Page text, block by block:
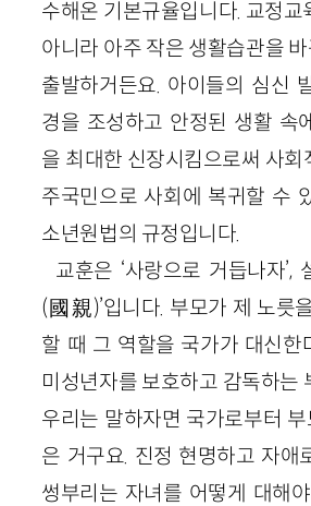
수해온 기본규율입니다. 교정교
아니라 아주 작은 생활습관을
출발하거든요. 아이들의 심신
경을 조성하고 안정된 생활 속
을 최대한 신장시킴으로써 사회
주국민으로 사회에 복귀할 수
소년원법의 규정입니다.
교훈은 ‘사랑으로 거듭나자’,
(國親)’입니다. 부모가 제 노릇
할 때 그 역할을 국가가 대신한
미성년자를 보호하고 감독하는
우리는 말하자면 국가로부터
은 거구요. 진정 현명하고 자애
썽부리는 자녀를 어떻게 대해